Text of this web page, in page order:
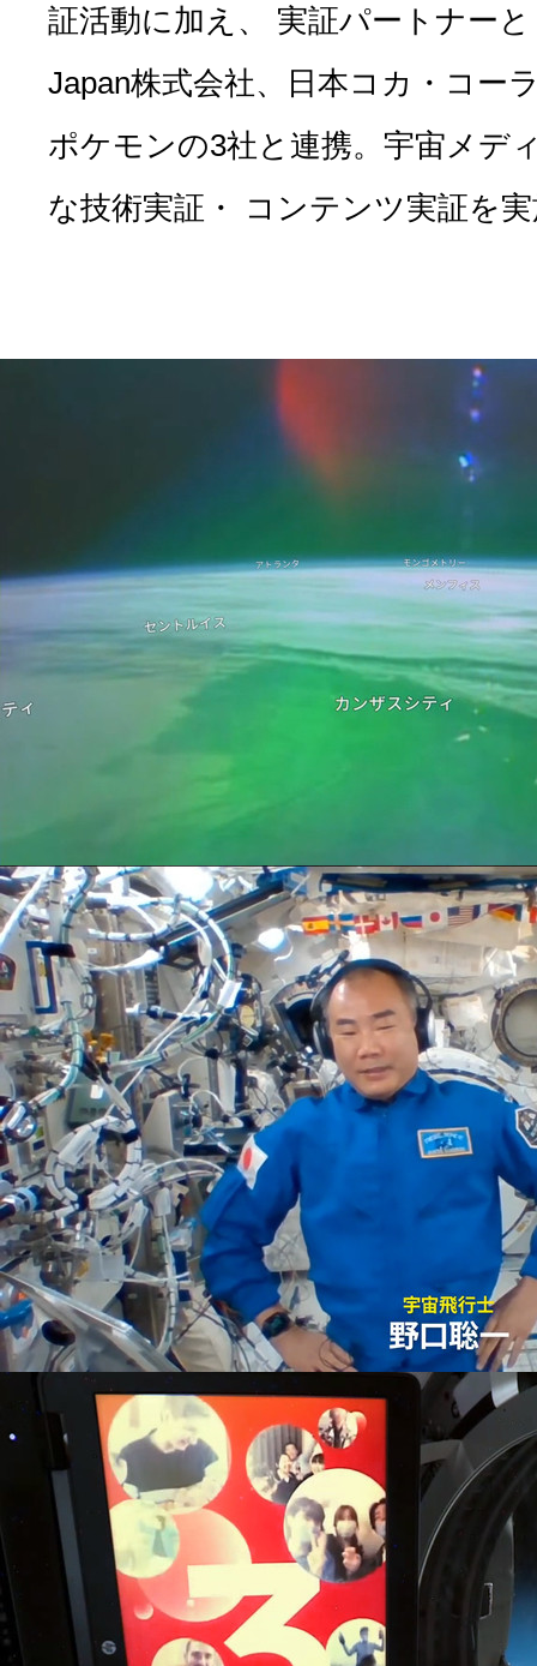
証活動に加え、 実証パートナー
Japan株式会社、日本コカ・コー
ポケモンの3社と連携。宇宙メデ
な技術実証・ コンテンツ実証を